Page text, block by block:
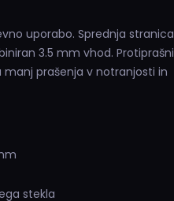
uporabo. Sprednja stranica
3.5 mm vhod. Protiprašni
prašenja v notranjosti in
stekla